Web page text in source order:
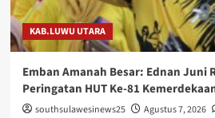
KAB.LUWU UTARA
Emban Amanah Besar: Ednan Juni
Peringatan HUT Ke-81
southsulawesinews25 Agustus 7, 2026